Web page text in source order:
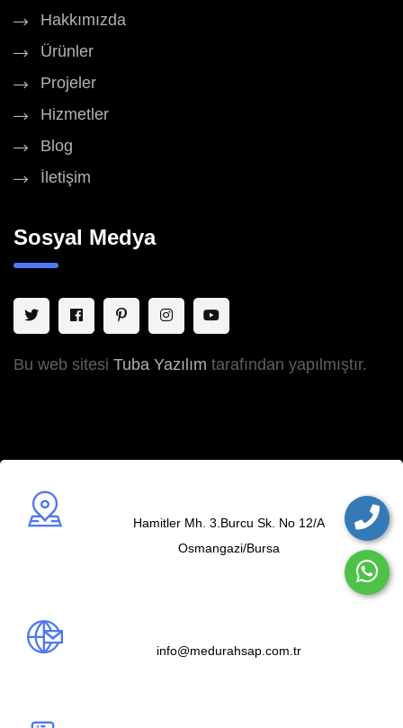
Hakkımızda
Ürünler
Projeler
Hizmetler
Blog
İletişim
Sosyal Medya
Bu web sitesi Tuba Yazılım tarafından yapılmıştır.
Hamitler Mh. 3.Burcu Sk. No 12/A
Osmangazi/Bursa
info@medurahsap.com.tr